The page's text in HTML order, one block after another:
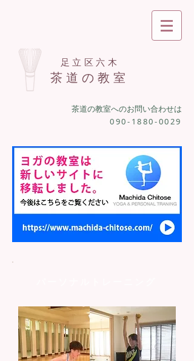
足立区六木
茶道の教室
茶道の教室へのお問い合わせは
090-1880-0029